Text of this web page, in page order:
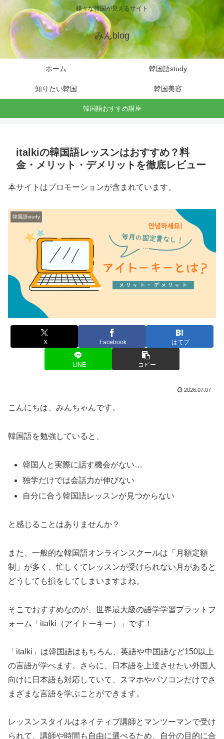
様々な韓国が見えるサイト
みんblog
ホーム 韓国語study
知りたい韓国 韓国美容
韓国語おすすめ講座
italkiの韓国語レッスンはおすすめ？料
金・メリット・デメリットを徹底レビュー
本サイトはプロモーションが含まれています。
韓国語study
X Facebook はてブ
LINE コピー
2026.07.07
こんにちは、みんちゃんです。
韓国語を勉強していると、
韓国人と実際に話す機会がない…
独学だけでは会話力が伸びない
自分に合う韓国語レッスンが見つからない
と感じることはありませんか？
また、一般的な韓国語オンラインスクールは「月額定額
制」が多く、忙しくてレッスンが受けられない月があると
どうしても損をしてしまいますよね。
そこでおすすめなのが、世界最大級の語学学習プラットフ
ォーム「italki（アイトーキー）」です！
「italki」は韓国語はもちろん、英語や中国語など150以上
の言語が学べます。さらに、日本語を上達させたい外国人
向けに日本語も対応していて、スマホやパソコンだけでさ
まざまな言語を学ぶことができます。
レッスンスタイルはネイティブ講師とマンツーマンで受け
られて、講師や時間も自由に選べるため、自分の目的に合